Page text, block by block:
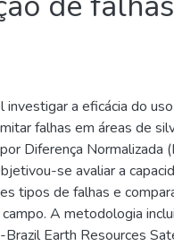
a eficácia do
falhas em áreas de
Diferença Normalizada
se avaliar a
tipos de falhas e
A metodologia
Earth Resources